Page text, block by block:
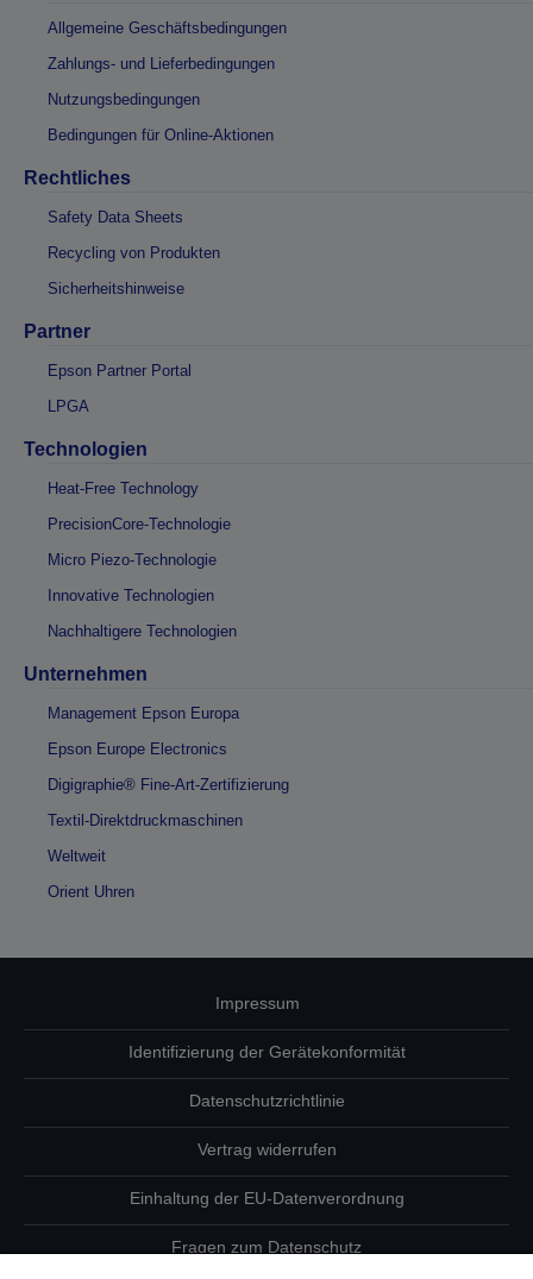
Allgemeine Geschäftsbedingungen
Zahlungs- und Lieferbedingungen
Nutzungsbedingungen
Bedingungen für Online-Aktionen
Rechtliches
Safety Data Sheets
Recycling von Produkten
Sicherheitshinweise
Partner
Epson Partner Portal
LPGA
Technologien
Heat-Free Technology
PrecisionCore-Technologie
Micro Piezo-Technologie
Innovative Technologien
Nachhaltigere Technologien
Unternehmen
Management Epson Europa
Epson Europe Electronics
Digigraphie® Fine-Art-Zertifizierung
Textil-Direktdruckmaschinen
Weltweit
Orient Uhren
Impressum
Identifizierung der Gerätekonformität
Datenschutzrichtlinie
Vertrag widerrufen
Einhaltung der EU-Datenverordnung
Fragen zum Datenschutz